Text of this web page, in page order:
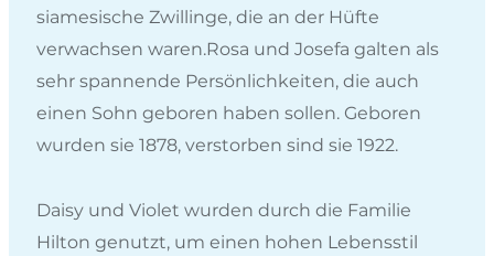
siamesische Zwillinge, die an der Hüfte
verwachsen waren.Rosa und Josefa galten als
sehr spannende Persönlichkeiten, die auch
einen Sohn geboren haben sollen. Geboren
wurden sie 1878, verstorben sind sie 1922.
Daisy und Violet wurden durch die Familie
Hilton genutzt, um einen hohen Lebensstil